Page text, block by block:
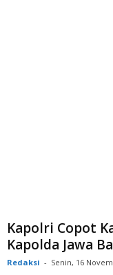
Kapolri Copot
Kapolda Jawa
Redaksi - Senin, 16